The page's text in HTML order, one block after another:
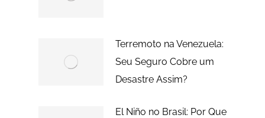
Terremoto na Venezuela:
Seu Seguro Cobre um
Desastre Assim?
El Niño no Brasil: Por Que